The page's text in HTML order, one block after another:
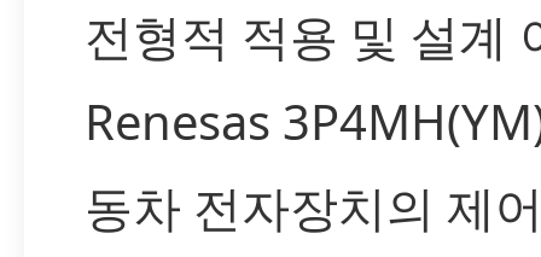
전형적 적용 및 설계
Renesas
동차 전자장치의 제